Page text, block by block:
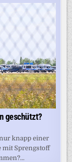
geschützt?
knapp einer
mit Sprengstoff